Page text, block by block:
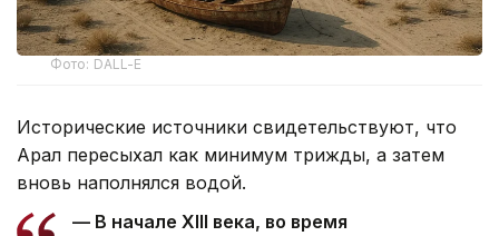
Фото: DALL-E
Исторические источники свидетельствуют, что
Арал пересыхал как минимум трижды, а затем
вновь наполнялся водой.
— В начале XIII века, во время